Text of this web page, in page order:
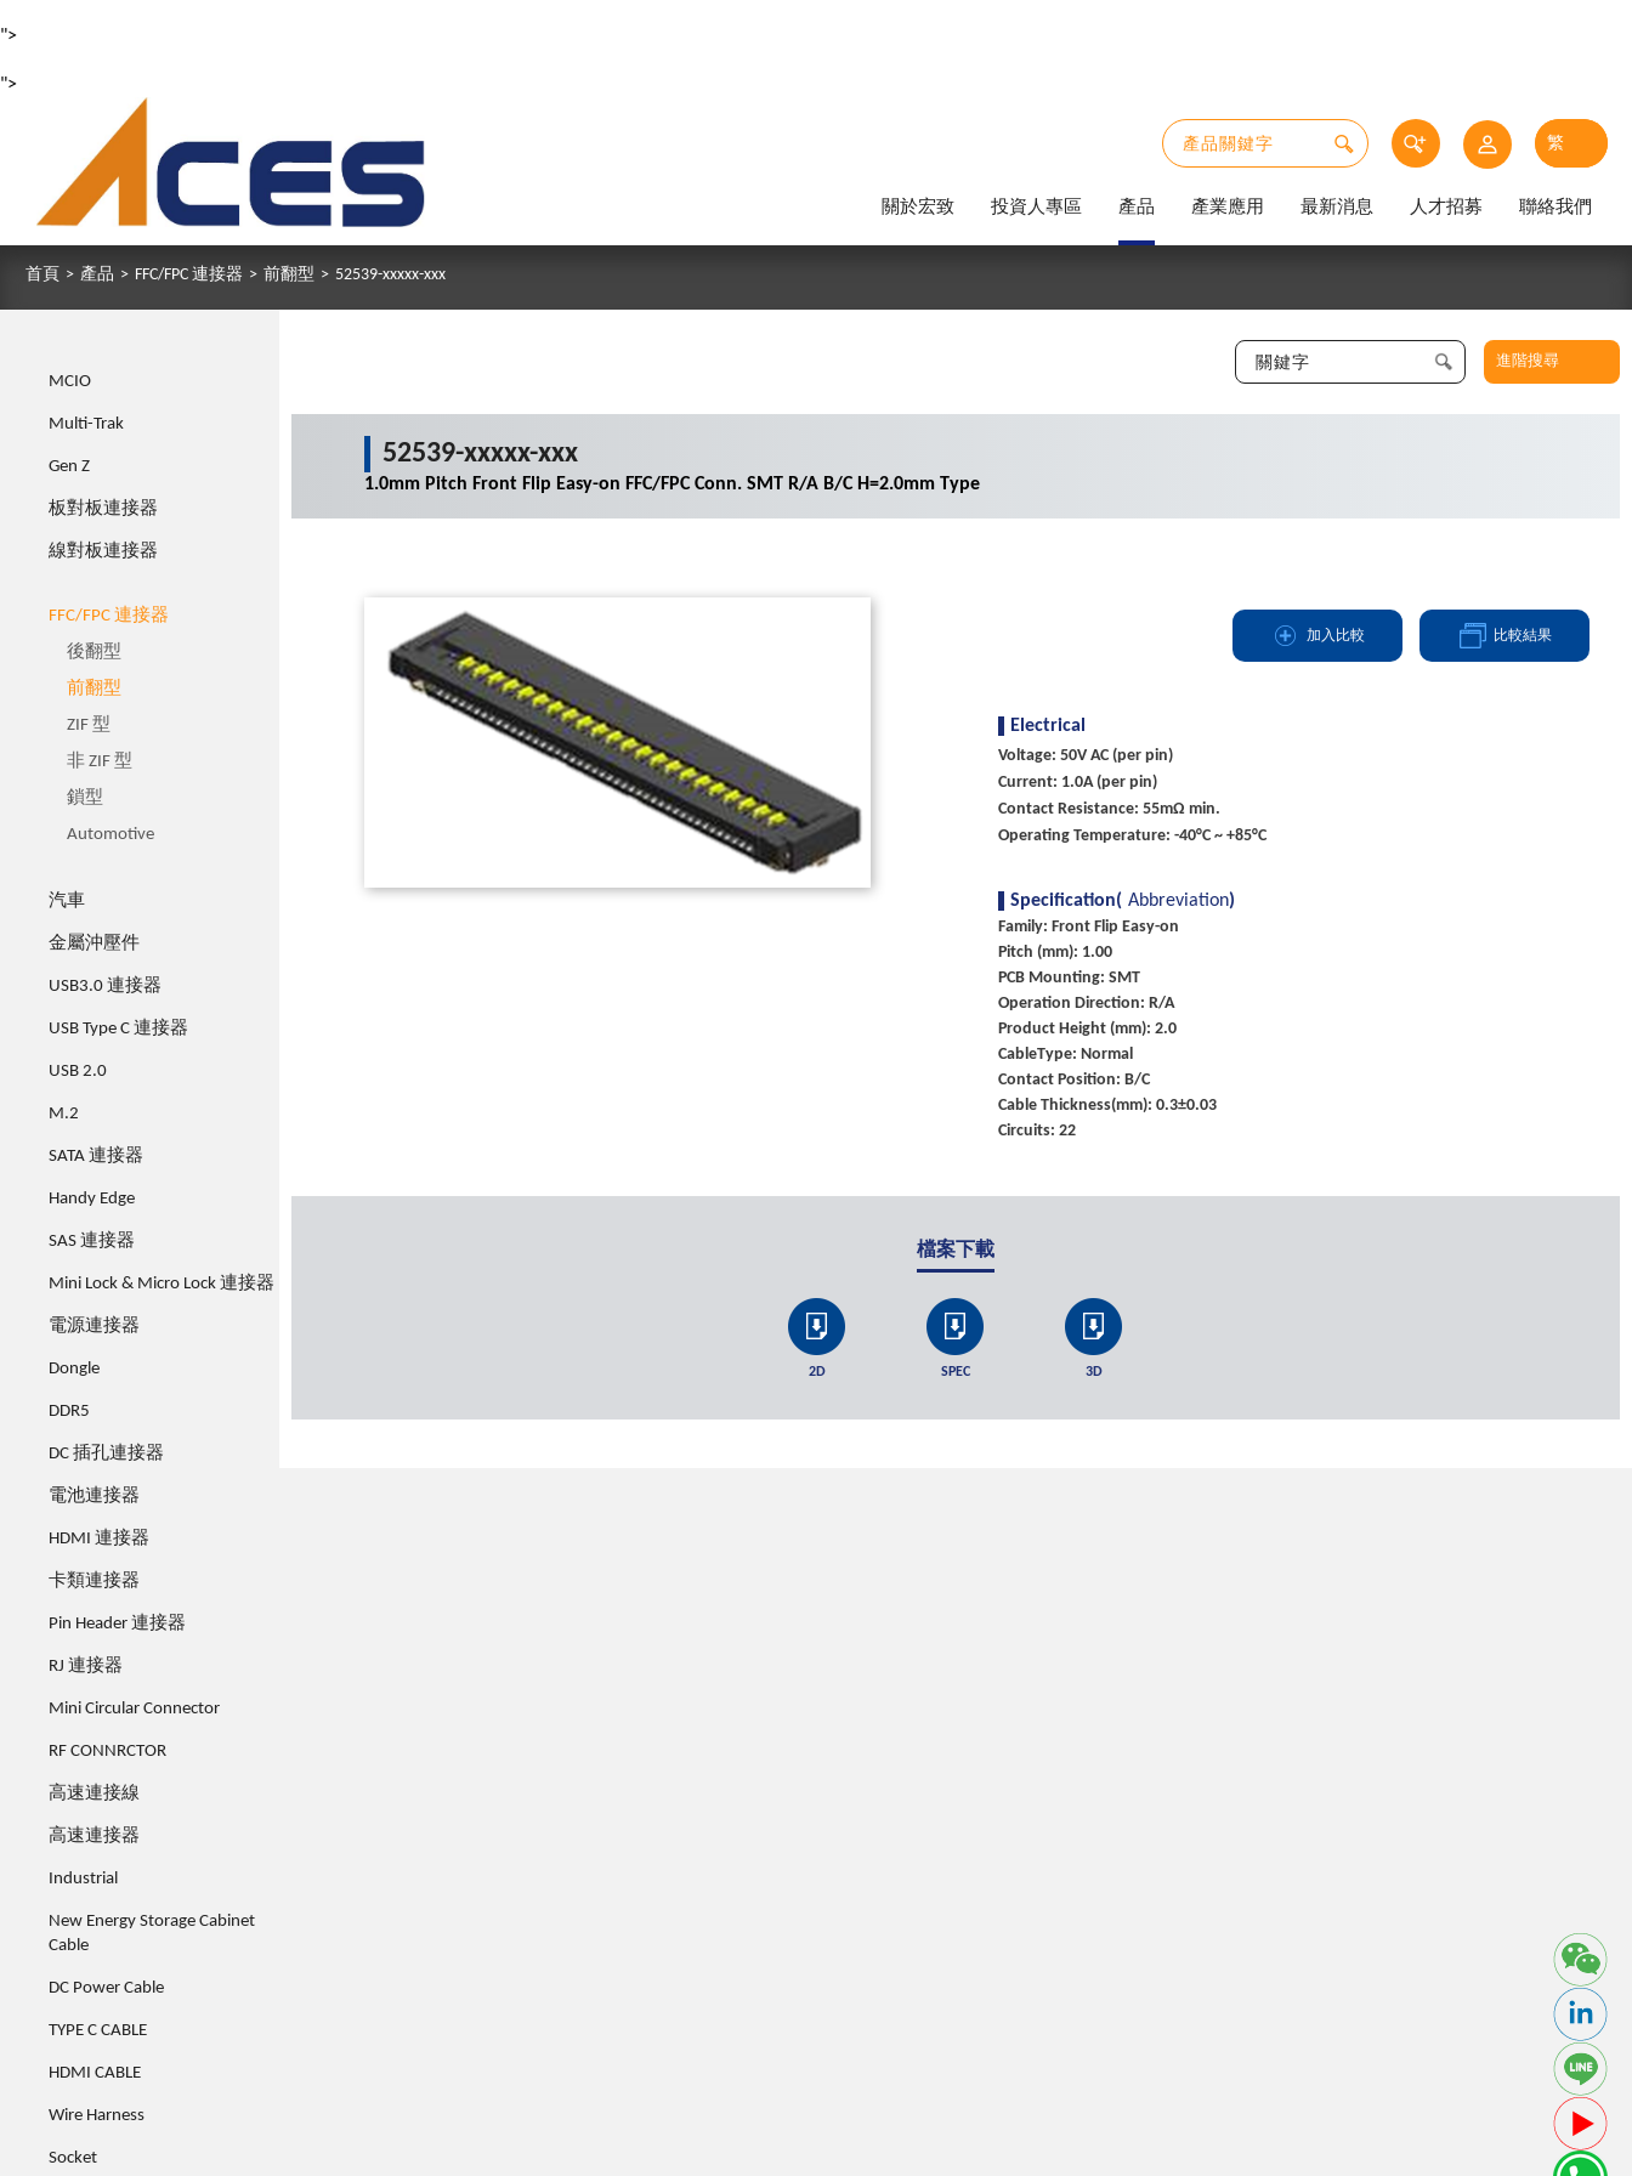
">
">
關於宏致 投資人專區 產品 產業應用 最新消息 人才招募 聯絡我們
首頁 > 產品 > FFC/FPC 連接器 > 前翻型 > 52539-xxxxx-xxx
MCIO
Multi-Trak
Gen Z
板對板連接器
線對板連接器
FFC/FPC 連接器
後翻型
前翻型
ZIF 型
非 ZIF 型
鎖型
Automotive
汽車
金屬沖壓件
USB3.0 連接器
USB Type C 連接器
USB 2.0
M.2
SATA 連接器
Handy Edge
SAS 連接器
Mini Lock & Micro Lock 連接器
電源連接器
Dongle
DDR5
DC 插孔連接器
電池連接器
HDMI 連接器
卡類連接器
Pin Header 連接器
RJ 連接器
Mini Circular Connector
RF CONNRCTOR
高速連接線
高速連接器
Industrial
New Energy Storage Cabinet
Cable
DC Power Cable
TYPE C CABLE
HDMI CABLE
Wire Harness
Socket
進階搜尋
52539-xxxxx-xxx
1.0mm Pitch Front Flip Easy-on FFC/FPC Conn. SMT R/A B/C H=2.0mm Type
加入比較 比較結果
Electrical
Voltage: 50V AC (per pin)
Current: 1.0A (per pin)
Contact Resistance: 55mΩ min.
Operating Temperature: -40°C ~ +85°C
Specification( Abbreviation)
Family: Front Flip Easy-on
Pitch (mm): 1.00
PCB Mounting: SMT
Operation Direction: R/A
Product Height (mm): 2.0
CableType: Normal
Contact Position: B/C
Cable Thickness(mm): 0.3±0.03
Circuits: 22
檔案下載
2D SPEC 3D